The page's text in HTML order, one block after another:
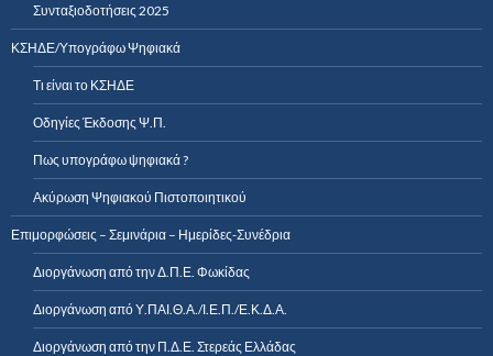
Συνταξιοδοτήσεις 2025
ΚΣΗΔΕ/Υπογράφω Ψηφιακά
Τι είναι το ΚΣΗΔΕ
Οδηγίες Έκδοσης Ψ.Π.
Πως υπογράφω ψηφιακά ?
Ακύρωση Ψηφιακού Πιστοποιητικού
Επιμορφώσεις – Σεμινάρια – Ημερίδες-Συνέδρια
Διοργάνωση από την Δ.Π.Ε. Φωκίδας
Διοργάνωση από Υ.ΠΑΙ.Θ.Α./Ι.Ε.Π./Ε.Κ.Δ.Α.
Διοργάνωση από την Π.Δ.Ε. Στερεάς Ελλάδας